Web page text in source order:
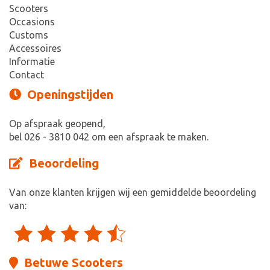
Scooters
Occasions
Customs
Accessoires
Informatie
Contact
Openingstijden
Op afspraak geopend,
bel 026 - 3810 042 om een afspraak te maken.
Beoordeling
Van onze klanten krijgen wij een gemiddelde beoordeling
van:
Betuwe Scooters